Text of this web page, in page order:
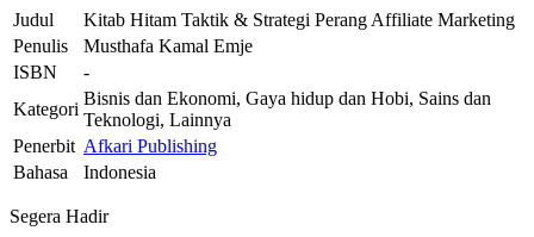
Judul
Kitab Hitam Taktik & Strategi Perang Affiliate Marketing
Penulis
Musthafa Kamal Emje
ISBN
-
Kategori
Bisnis dan Ekonomi, Gaya hidup dan Hobi, Sains dan
Teknologi, Lainnya
Penerbit Afkari Publishing
Bahasa
Indonesia
Segera Hadir